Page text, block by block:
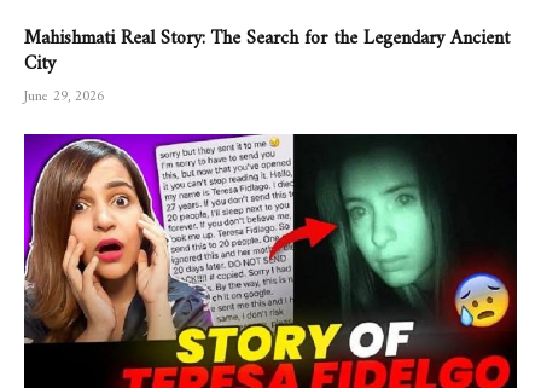
Mahishmati Real Story: The Search for the Legendary Ancient
City
June 29, 2026